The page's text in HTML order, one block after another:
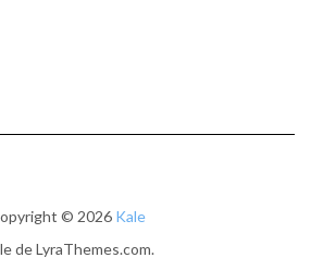
© 2026 Kale
de LyraThemes.com.